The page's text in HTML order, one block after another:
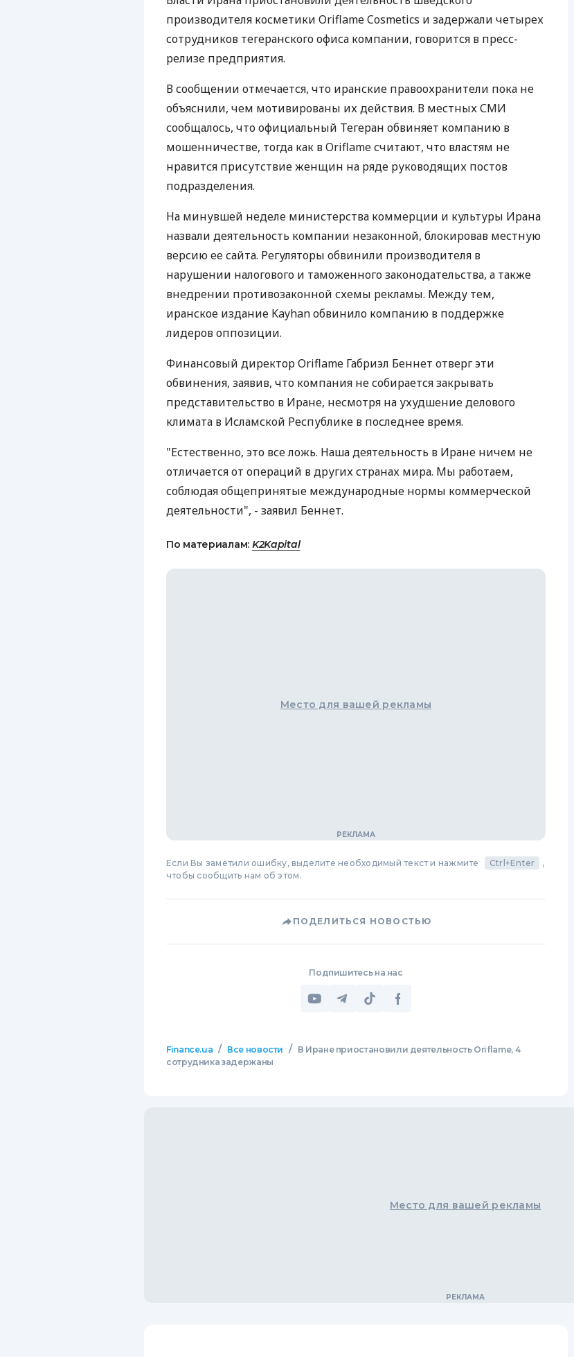
ЕЖЕМЕСЯЧНЫЙ ОБЗОР
КЕШБЭКА
производителя косметики Oriflame Cosmetics и задержали четырех
сотрудников тегеранского офиса компании, говорится в пресс-
релизе предприятия.
В сообщении отмечается, что иранские правоохранители пока не
объяснили, чем мотивированы их действия. В местных СМИ
сообщалось, что официальный Тегеран обвиняет компанию в
мошенничестве, тогда как в Oriflame считают, что властям не
нравится присутствие женщин на ряде руководящих постов
подразделения.
На минувшей неделе министерства коммерции и культуры Ирана
назвали деятельность компании незаконной, блокировав местную
версию ее сайта. Регуляторы обвинили производителя в
нарушении налогового и таможенного законодательства, а также
внедрении противозаконной схемы рекламы. Между тем,
иранское издание Kayhan обвинило компанию в поддержке
лидеров оппозиции.
Финансовый директор Oriflame Габриэл Беннет отверг эти
обвинения, заявив, что компания не собирается закрывать
представительство в Иране, несмотря на ухудшение делового
климата в Исламской Республике в последнее время.
"Естественно, это все ложь. Наша деятельность в Иране ничем не
отличается от операций в других странах мира. Мы работаем,
соблюдая общепринятые международные нормы коммерческой
деятельности", - заявил Беннет.
По материалам: K2Kapital
Место для вашей рекламы
Если Вы заметили ошибку, выделите необходимый текст и нажмите Ctrl+Enter
,
чтобы сообщить нам об этом.
ПОДЕЛИТЬСЯ НОВОСТЬЮ
Подпишитесь на нас
Finance.ua / Все новости /
В Иране приостановили деятельность Oriflame, 4
сотрудника задержаны
Место для вашей рекламы